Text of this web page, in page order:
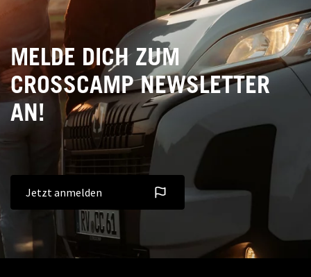
MELDE DICH ZUM
CROSSCAMP NEWSLETTER
AN!
Jetzt anmelden